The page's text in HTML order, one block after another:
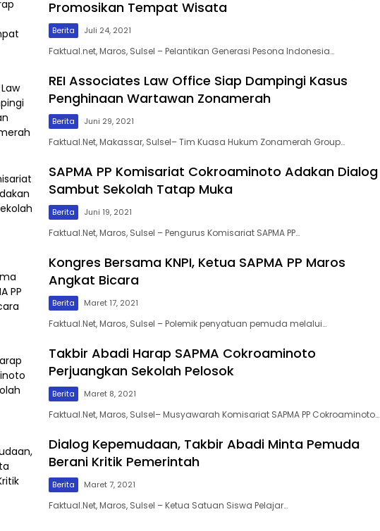
Promosikan Tempat Wisata
Berita Juli 24, 2021
Faktual.net, Maros, Sulsel – Pelantikan Generasi Pesona Indonesia…
REI Associates Law Office Siap Dampingi Kasus
Penghinaan Wartawan Zonamerah
Berita Juni 29, 2021
Faktual.Net, Makassar, Sulsel– Tim Kuasa Hukum Zonamerah Group…
SAPMA PP Komisariat Cokroaminoto Adakan Dialog
Sambut Sekolah Tatap Muka
Berita Juni 19, 2021
Faktual.Net, Maros, Sulsel – Pengurus Komisariat SAPMA PP…
Kongres Bersama KNPI, Ketua SAPMA PP Maros
Angkat Bicara
Berita Maret 17, 2021
Faktual.Net, Maros, Sulsel – Polemik penyatuan pemuda melalui…
Takbir Abadi Harap SAPMA Cokroaminoto
Perjuangkan Sekolah Pelosok
Berita Maret 8, 2021
Faktual.Net, Maros, Sulsel– Musyawarah Komisariat SAPMA PP Cokroaminoto…
Dialog Kepemudaan, Takbir Abadi Minta Pemuda
Berani Kritik Pemerintah
Berita Maret 7, 2021
Faktual.Net, Maros, Sulsel – Ketua Satuan Siswa Pelajar…